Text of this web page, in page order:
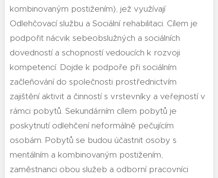
kombinovaným postižením), jež využívají
Odlehčovací službu a Sociální rehabilitaci. Cílem je
podpořit nácvik sebeobslužných a sociálních
dovedností a schopností vedoucích k rozvoji
kompetencí. Dojde k podpoře při sociálním
začleňování do společnosti prostřednictvím
zajištění aktivit a činností s vrstevníky a veřejností v
rámci pobytů. Sekundárním cílem pobytů je
poskytnutí odlehčení neformálně pečujícím
osobám. Pobytů se budou účastnit osoby s
mentálním a kombinovaným postižením,
zaměstnanci obou služeb a odborní pracovníci